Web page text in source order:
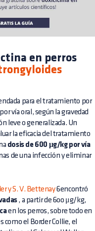
en perros
para el tratamiento por
vía oral, según la gravedad
leve o generalizada. Un
la eficacia del tratamiento
dosis de 600 μg/kg por vía
de una infección y eliminar
y S. V. Bettenay6encontró
, a partir de 600 μg/kg,
en los perros, sobre todo en
como el Border Collie, el